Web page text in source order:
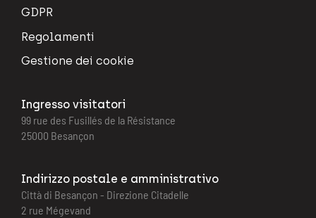
GDPR
Regolamenti
Gestione dei cookie
Ingresso visitatori
99 rue des Fusillés de la Résistance
25000 Besançon
Indirizzo postale e amministrativo
Città di Besançon - Direzione Citadelle
2 rue Mégevand